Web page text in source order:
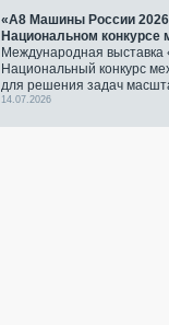
«А8 Машины России
Национальном конкурсе
Международная
Национальный конкурс
для решения задач
14.07.2026